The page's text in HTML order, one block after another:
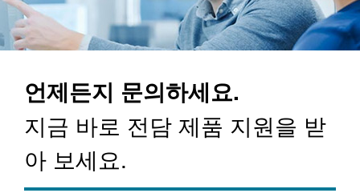
언제든지 문의하세요.
지금 바로 전담 제품 지원을 받
아 보세요.